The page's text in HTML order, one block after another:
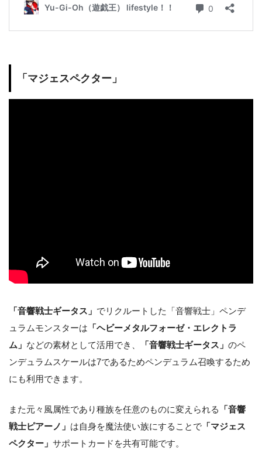
「マジェスペクター」
「音響戦士ギータス」 でリクルートした「音響戦士」ペンデ
ュラムモンスターは 「ヘビーメタルフォーゼ・エレクトラ
ム」 などの素材として活用でき、 「音響戦士ギータス」 のペ
ンデュラムスケールは7であるためペンデュラム召喚するため
にも利用できます。
また元々風属性であり種族を任意のものに変えられる
「音響
戦士ピアーノ」 は自身を魔法使い族にすることで 「マジェス
ペクター」 サポートカードを共有可能です。